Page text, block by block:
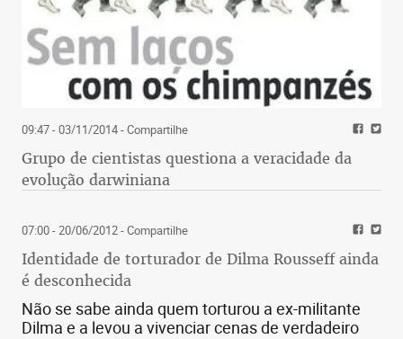
09:47 - 03/11/2014- Compartilhe
Grupo de cientistas questiona a veracidade da
evolução darwiniana
07:00 - 20/06/2012- Compartilhe
Identidade de torturador de Dilma Rousseff ainda
é desconhecida
Não se sabe ainda quem torturou a ex-militante
Dilma e a levou a vivenciar cenas de verdadeiro